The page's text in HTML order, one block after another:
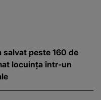
salvat peste 160 de
locuința într-un